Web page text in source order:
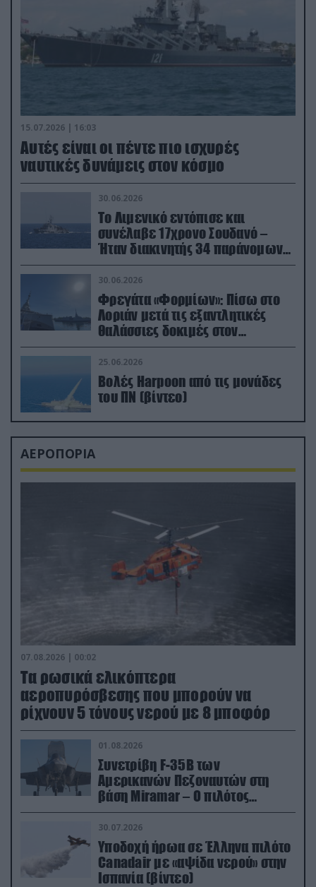
15.07.2026 | 16:03
Aυτές είναι οι πέντε πιο ισχυρές
ναυτικές δυνάμεις στον κόσμο
30.06.2026
Το Λιμενικό εντόπισε και
συνέλαβε 17χρονο Σουδανό –
Ήταν διακινητής 34 παράνομων
μεταναστών
30.06.2026
Φρεγάτα «Φορμίων»: Πίσω στο
Λοριάν μετά τις εξαντλητικές
θαλάσσιες δοκιμές στον
απαιτητικό Βισκαϊκό
25.06.2026
Βολές Harpoon από τις μονάδες
του ΠΝ (βίντεο)
ΑΕΡΟΠΟΡΙΑ
07.08.2026 | 00:02
Τα ρωσικά ελικόπτερα
αεροπυρόσβεσης που μπορούν να
ρίχνουν 5 τόνους νερού με 8 μποφόρ
01.08.2026
Συνετρίβη F-35B των
Αμερικανών Πεζοναυτών στη
βάση Miramar – Ο πιλότος
εκτινάχθηκε εγκαίρως
30.07.2026
Υποδοχή ήρωα σε Έλληνα πιλότο
Canadair με «αψίδα νερού» στην
Ισπανία (βίντεο)